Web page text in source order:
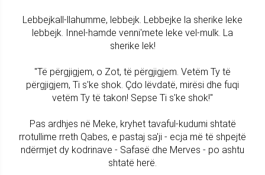
Lebbejkall-llahumme, lebbejk. Lebbejke la sherike leke
lebbejk. Innel-hamde venni'mete leke vel-mulk. La
sherike lek!
"Të përgjigjem, o Zot, të përgjigjem. Vetëm Ty të
përgjigjem, Ti s'ke shok. Çdo lëvdatë, mirësi dhe fuqi
vetëm Ty të takon! Sepse Ti s'ke shok!"
Pas ardhjes në Meke, kryhet tavaful-kudumi shtatë
rrotullime rreth Qabes, e pastaj sa'ji - ecja më të shpejtë
ndërmjet dy kodrinave - Safasë dhe Merves - po ashtu
shtatë herë.